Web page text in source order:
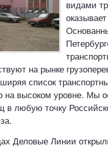
видами
на рынке
список
на высоком уровне. Мы
в любую точку
Деловые Линии